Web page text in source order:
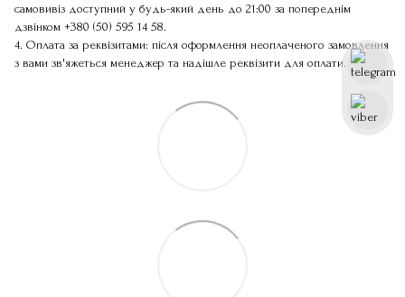
самовивіз доступний у будь-який день до 21:00 за попереднім
дзвінком +380 (50) 595 14 58.
4. Оплата за реквізитами: після оформлення неоплаченого замовлення
з вами зв'яжеться менеджер та надішле реквізити для оплати.